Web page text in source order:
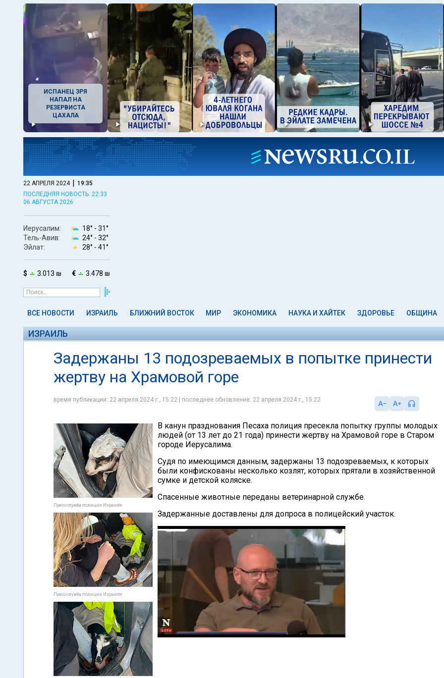
ИСПАНЕЦ ЗРЯ
НАПАЛ НА
РЕЗЕРВИСТА
ЦАХАЛА
22 АПРЕЛЯ 2024 | 19:35
ПОСЛЕДНЯЯ НОВОСТЬ: 22:33
06 АВГУСТА 2026
Иерусалим: 18° - 31°
Тель-Авив:
24° - 32°
Эйлат:
28° - 41°
$ 3.013 ₪ € 3.478 ₪
ВСЕ НОВОСТИ ИЗРАИЛЬ БЛИЖНИЙ ВОСТОК МИР ЭКОНОМИКА НАУКА И ХАЙТЕК ЗДОРОВЬЕ ОБЩИНА
ИЗРАИЛЬ
Задержаны 13 подозреваемых в попытке принести
жертву на Храмовой горе
время публикации: 22 апреля 2024 г., 15:22 | последнее обновление: 22 апреля 2024 г., 15:22
Пресс-служба полиции Израиля
Пресс-служба полиции Израиля
В канун празднования Песаха полиция пресекла попытку группы молодых
людей (от 13 лет до 21 года) принести жертву на Храмовой горе в Старом
городе Иерусалима.
Судя по имеющимся данным, задержаны 13 подозреваемых, к которых
были конфискованы несколько козлят, которых прятали в хозяйственной
сумке и детской коляске.
Спасенные животные переданы ветеринарной службе.
Задержанные доставлены для допроса в полицейский участок.